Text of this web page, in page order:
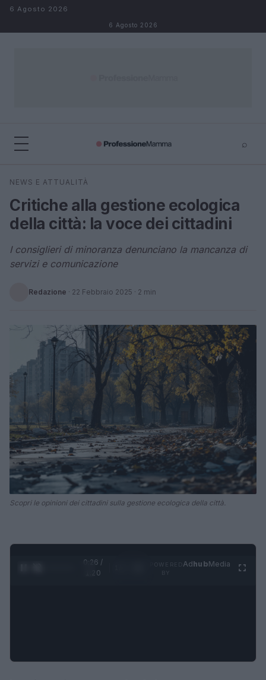
Salta al contenuto
6 Agosto 2026
6 Agosto 2026
⌕
Cerca
NEWS E ATTUALITÀ
Critiche alla gestione ecologica
della città: la voce dei cittadini
I consiglieri di minoranza denunciano la mancanza di
servizi e comunicazione
Redazione · 22 Febbraio 2025 · 2 min
Scopri le opinioni dei cittadini sulla gestione ecologica della città.
0:27 /
1:20
AdhubMedia